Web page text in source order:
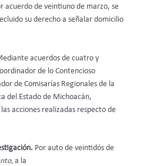
acuerdo de veintiuno de marzo, se
su derecho a señalar domicilio
acuerdos de cuatro y
de lo Contencioso
de Comisarías Regionales de la
del Estado de Michoacán,
acciones realizadas respecto de
Por auto de veintidós de
a la